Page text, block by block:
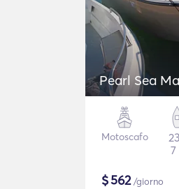
Pearl Sea
Motoscafo
7
$562/giorno